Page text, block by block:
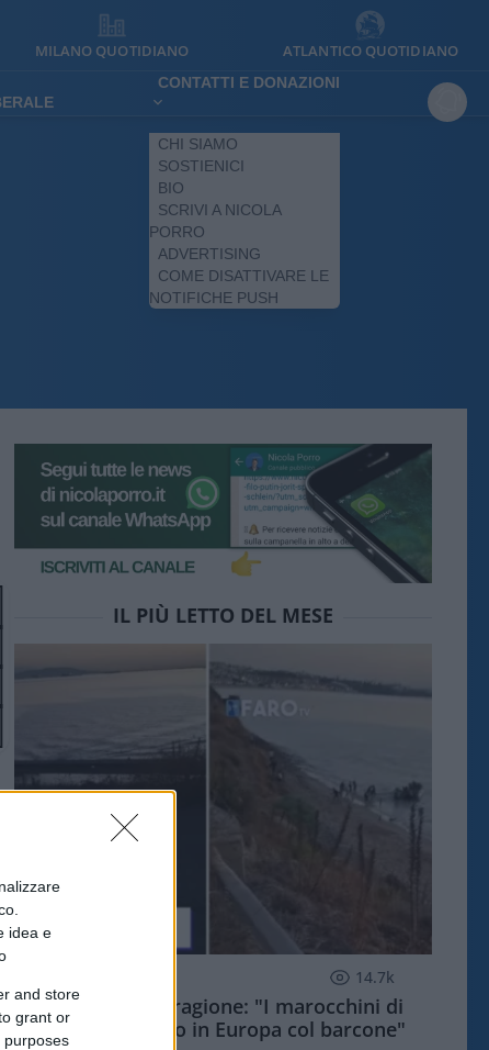
idea e
and store
grant or
purposes
MILANO QUOTIDIANO ATLANTICO QUOTIDIANO
CONTATTI E DONAZIONI
CHI SIAMO
SOSTIENICI
BIO
SCRIVI A NICOLA
PORRO
ADVERTISING
COME DISATTIVARE LE
NOTIFICHE PUSH
IL PIÙ LETTO DEL MESE
14.7k
Meloni aveva ragione: "I marocchini di
Ceuta sbarcano in Europa col barcone"